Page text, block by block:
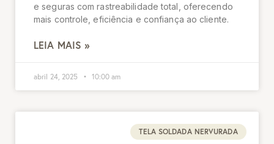
e seguras com rastreabilidade total, oferecendo
mais controle, eficiência e confiança ao cliente.
LEIA MAIS »
abril 24, 2025 10:00 am
TELA SOLDADA NERVURADA